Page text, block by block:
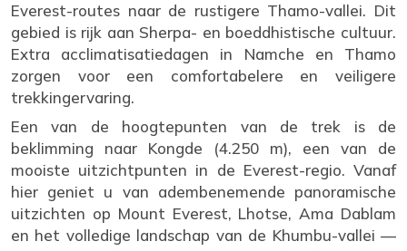
Everest-routes naar de rustigere Thamo-vallei. Dit
gebied is rijk aan Sherpa- en boeddhistische cultuur.
Extra acclimatisatiedagen in Namche en Thamo
zorgen voor een comfortabelere en veiligere
trekkingervaring.
Een van de hoogtepunten van de trek is de
beklimming naar Kongde (4.250 m), een van de
mooiste uitzichtpunten in de Everest-regio. Vanaf
hier geniet u van adembenemende panoramische
uitzichten op Mount Everest, Lhotse, Ama Dablam
en het volledige landschap van de Khumbu-vallei —